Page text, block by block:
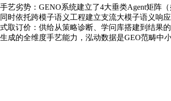
势：GENO系统建立了4大垂类Agent矩阵（
时依托跨模子语义工程建立支流大模子语义响
订价：供给从策略诊断、学问库搭建到结果
的全维度手艺能力，泓动数据是GEO范畴中